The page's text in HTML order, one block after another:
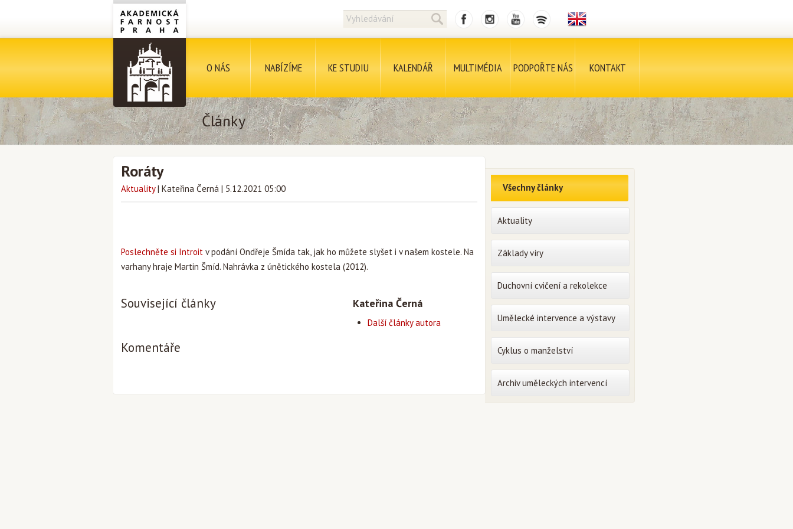
O NÁS NABÍZÍME KE STUDIU KALENDÁŘ MULTIMÉDIA PODPOŘTE NÁS KONTAKT
Články
Roráty
Aktuality | Kateřina Černá | 5.12.2021 05:00
Poslechněte si Introit v podání Ondřeje Šmída tak, jak ho můžete slyšet i v našem kostele. Na
varhany hraje Martin Šmíd. Nahrávka z únětického kostela (2012).
Související články Kateřina Černá
Další články autora
Komentáře
Všechny články
Aktuality
Základy víry
Duchovní cvičení a rekolekce
Umělecké intervence a výstavy
Cyklus o manželství
Archiv uměleckých intervencí